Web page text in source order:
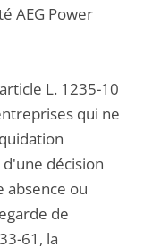
AEG Power
L. 1235-10
qui ne
d'une décision
absence ou
de
61, la